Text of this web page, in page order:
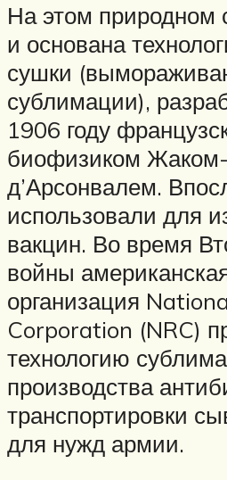
На этом природном
и основана
сушки
сублимации),
1906 году
биофизиком
д’Арсонвалем.
использовали для
вакцин. Во время
войны
организация
Corporation (NRC)
технологию
производства
транспортировки
для нужд армии.